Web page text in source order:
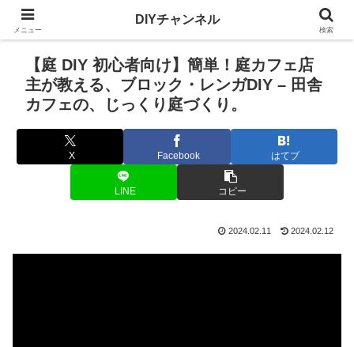
【庭 DIY 初心者向け】簡単！庭カフェ店
主が教える、ブロック・レンガDIY – 田舎
カフェの、じっくり庭づくり。
X Facebook はてブ
LINE コピー
2024.02.11 2024.02.12
メニュー
DIYチャンネル
検索